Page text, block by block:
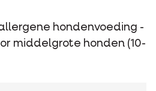
hondenvoeding -
middelgrote honden (10-